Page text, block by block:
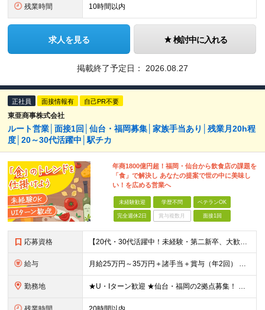
残業時間 10時間以内
求人を見る 検討中に入れる
掲載終了予定日： 2026.08.27
正社員 面接情報有 自己PR不要
東亜商事株式会社
ルート営業│面接1回│仙台・福岡募集│家族手当あり│残業月20h程
度│20～30代活躍中│駅チカ
年商1800億円超！福岡・仙台から飲食店の課題を
「食」で解決し あなたの提案で世の中に美味し
い！を広める営業へ
未経験歓迎 学歴不問 ベテランOK
完全週休2日 賞与複数月 面接1回
応募資格 【20代・30代活躍中！未経験・第二新卒、大歓迎♪】 ●普通自動車免許（AT限定可）をお持ちの方 ●学歴不問 ＼こんな方にピッタリです！／ ★食べることや、食のトレンドに興味がある方 ★自分のアイデ
給与 月給25万円～35万円＋諸手当＋賞与（年2回） ※年齢・スキル・経験等を考慮した上で決定いたします。 ※試用期間3ヶ月あり。諸手当は試用期間後に支給開始、その他待遇の差異はありません ※残業代は全額
勤務地 ★U・Iターン歓迎 ★仙台・福岡の2拠点募集！ 【仙台支店】 宮城県仙台市若林区新寺1-4-5 ノースピアビル 【福岡営業所】 福岡県福岡市中央区舞鶴2-1-10 天神フロントスクエア (変更の